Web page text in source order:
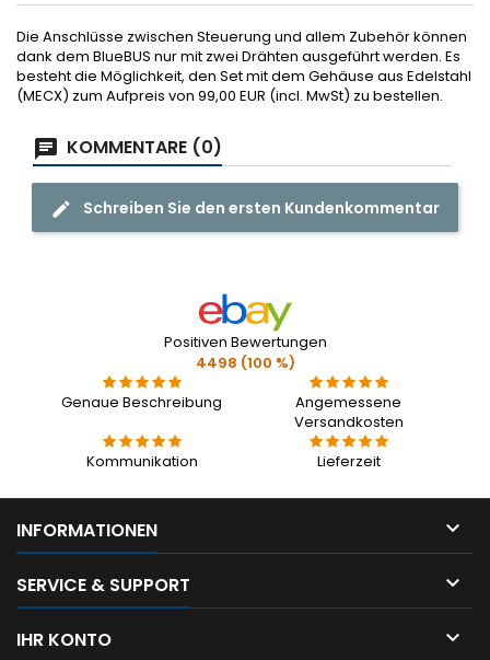
Die Anschlüsse zwischen Steuerung und allem Zubehör können
dank dem BlueBUS nur mit zwei Drähten ausgeführt werden. Es
besteht die Möglichkeit, den Set mit dem Gehäuse aus Edelstahl
(MECX) zum Aufpreis von 99,00 EUR (incl. MwSt) zu bestellen.
KOMMENTARE (0)
Schreiben Sie den ersten Kundenkommentar
Positiven Bewertungen
4498 (100 %)
Genaue Beschreibung
Angemessene
Versandkosten
Kommunikation
Lieferzeit
INFORMATIONEN 
SERVICE & SUPPORT 
IHR KONTO 